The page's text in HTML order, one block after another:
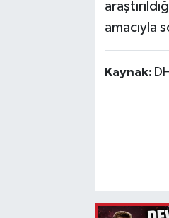
amacıyla
Kaynak: